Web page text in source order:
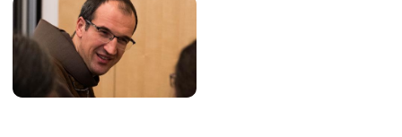
Image